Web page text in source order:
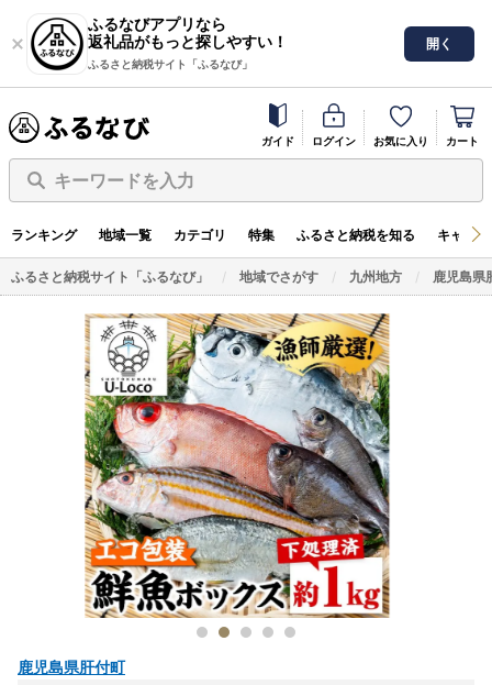
ふるなびアプリなら
返礼品がもっと探しやすい！
ふるさと納税サイト「ふるなび」
開く
ガイド ログイン お気に入り カート
キーワードを入力
ランキング 地域一覧 カテゴリ 特集 ふるさと納税を知る キャン
ふるさと納税サイト「ふるなび」 地域でさがす 九州地方 鹿児島県
鹿児島県肝付町